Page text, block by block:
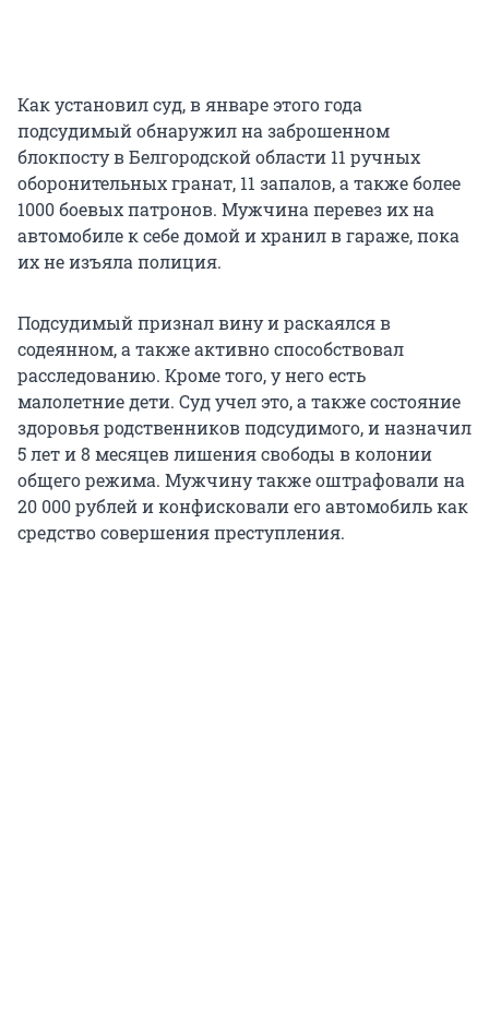
Как установил суд, в январе этого года
подсудимый обнаружил на заброшенном
блокпосту в Белгородской области 11 ручных
оборонительных гранат, 11 запалов, а также более
1000 боевых патронов. Мужчина перевез их на
автомобиле к себе домой и хранил в гараже, пока
их не изъяла полиция.
Подсудимый признал вину и раскаялся в
содеянном, а также активно способствовал
расследованию. Кроме того, у него есть
малолетние дети. Суд учел это, а также состояние
здоровья родственников подсудимого, и назначил
5 лет и 8 месяцев лишения свободы в колонии
общего режима. Мужчину также оштрафовали на
20 000 рублей и конфисковали его автомобиль как
средство совершения преступления.